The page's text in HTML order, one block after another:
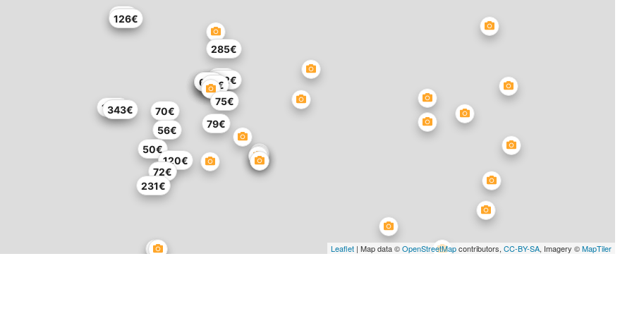
50€
70€
131€
343€
82€
126€
120€
72€
56€
231€
102€
92€
79€
51€
75€
45€
65€
77€
65€
285€
Leaflet | Map data ©OpenStreetMapcontributors, CC-BY-SA, Imagery ©MapTiler